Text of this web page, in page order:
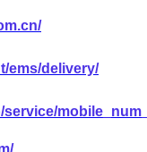
ems/delivery/